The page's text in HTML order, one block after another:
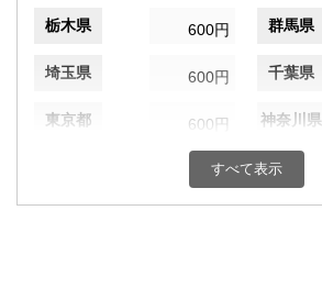
栃木県 600円 群馬県
埼玉県 600円 千葉県
東京都 600円 神奈川県
600円 富山県
すべて表示